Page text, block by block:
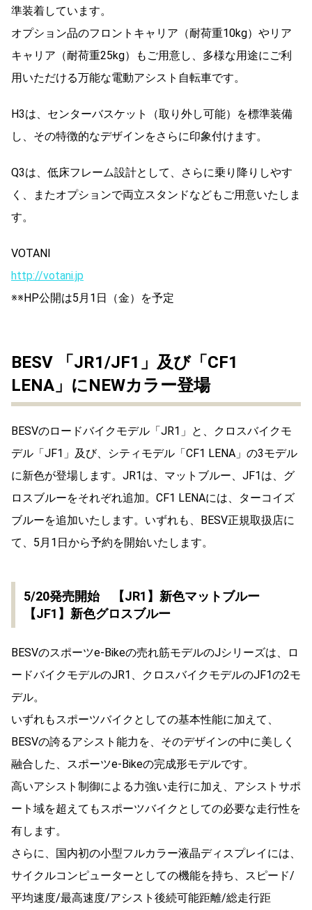
準装着しています。
オプション品のフロントキャリア（耐荷重10kg）やリア
キャリア（耐荷重25kg）もご用意し、多様な用途にご利
用いただける万能な電動アシスト自転車です。
H3は、センターバスケット（取り外し可能）を標準装備
し、その特徴的なデザインをさらに印象付けます。
Q3は、低床フレーム設計として、さらに乗り降りしやす
く、またオプションで両立スタンドなどもご用意いたしま
す。
VOTANI
http://votani.jp
※※HP公開は5月1日（金）を予定
BESV 「JR1/JF1」及び「CF1
LENA」にNEWカラー登場
BESVのロードバイクモデル「JR1」と、クロスバイクモ
デル「JF1」及び、シティモデル「CF1 LENA」の3モデル
に新色が登場します。JR1は、マットブルー、JF1は、グ
ロスブルーをそれぞれ追加。CF1 LENAには、ターコイズ
ブルーを追加いたします。いずれも、BESV正規取扱店に
て、5月1日から予約を開始いたします。
5/20発売開始 【JR1】新色マットブルー
【JF1】新色グロスブルー
BESVのスポーツe-Bikeの売れ筋モデルのJシリーズは、ロ
ードバイクモデルのJR1、クロスバイクモデルのJF1の2モ
デル。
いずれもスポーツバイクとしての基本性能に加えて、
BESVの誇るアシスト能力を、そのデザインの中に美しく
融合した、スポーツe-Bikeの完成形モデルです。
高いアシスト制御による力強い走行に加え、アシストサポ
ート域を超えてもスポーツバイクとしての必要な走行性を
有します。
さらに、国内初の小型フルカラー液晶ディスプレイには、
サイクルコンピューターとしての機能を持ち、スピード/
平均速度/最高速度/アシスト後続可能距離/総走行距